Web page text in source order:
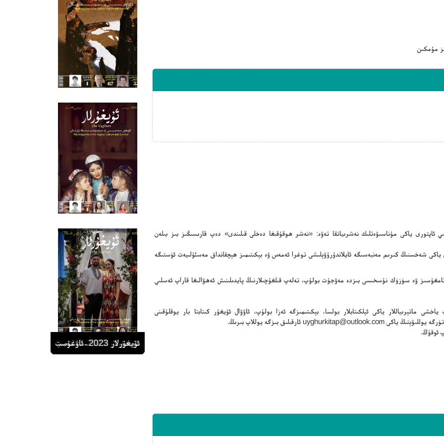
مۇمكىن
ئاپتورى ياكى مۇناسىۋەتلىك نەشرىياتقا تەۋە: «نەشر ھوقۇقىغا دەخلى قىلىندى» دەپ قارىسىڭىز بىز بىلەن
ياكى شەخسنىڭ كىرىم مەنبەسىگە ئايلاندۇرۇۋېلىشى توغرا ئەمەس ۋە بېكىتىمىز ھېچقانداق مەسئۇلىيەت ئۈستىگە
تامغۇسىز ۋە سۈزۈك نۇسخىسى بىزدە مەۋجۇت بولۇپ، تەلەپ قىلغۇچىلارنىڭ پايدىلىنىش ئەھۋالىغا قاراپ ئەسلىي
ماتېرىياللار ياكى ئېلكىتابلار بولسا، بېكىتىمىزگە ئەزا بولۇپ، ئاۋۋال ئۇيغۇر كىتابتا بار يوقلۇقىنى
يوللىۋېتىڭ ياكى uyghurkitap@outlook.com ئارقىلىق بىزگە يوللاپ بىرىڭ.
ئۇيغۇرلار 2023-دېكابىر
ئۇيغۇرلار 2023-نويابىر
ئۇيغۇرلار 2023-ئۆكتەبىر
ئۇيغۇرلار 2023-سېنتەبىر
ئۇيغۇرلار 2023-ئاۋغۇست